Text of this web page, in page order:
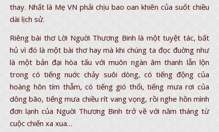
thay. Nhất là Mẹ VN phải chịu bao oan khiên của suốt chiều
dài lịch sử.
Riêng bài thơ Lời Nguời Thương Binh là một tuyệt tác, bất
hủ vì đó là một bài thơ hay mà khi chúng ta đọc đuờng như
là một bản đại hòa tấu với muôn ngàn âm thanh lẫn lộn
trong có tiếng nuớc chảy suôi dòng, có tiếng động của
hoàng hôn tím thẫm, có tiếng gió thổi, tiếng mưa rơi của
dông bão, tiếng mưa chiều rít vang vọng, rồi nghe hồn mình
đơn lạnh của Nguời Thương Binh trở về với năm tháng từ
cuộc chiến xa xua…